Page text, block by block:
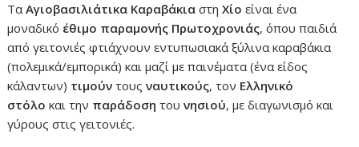
ΤαΑγιοβασιλιάτικα ΚαραβάκιαστηΧίοείναι ένα
μοναδικό έθιμο παραμονής Πρωτοχρονιάς, όπου παιδιά
από γειτονιές φτιάχνουν εντυπωσιακά ξύλινα καραβάκια
(πολεμικά/εμπορικά) και μαζί με παινέματα (ένα είδος
κάλαντων) τιμούντουςναυτικούς, τον Ελληνικό
στόλο και την παράδοση τουνησιού, με διαγωνισμό και
γύρους στις γειτονιές.